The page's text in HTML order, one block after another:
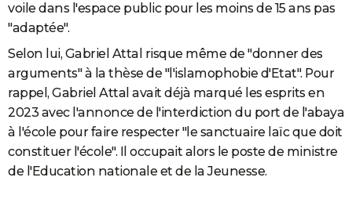
voile dans l'espace public pour les moins de 15 ans pas
"adaptée".
Selon lui, Gabriel Attal risque même de "donner des
arguments" à la thèse de "l'islamophobie d'Etat". Pour
rappel, Gabriel Attal avait déjà marqué les esprits en
2023 avec l'annonce de l'interdiction du port de l'abaya
à l'école pour faire respecter "le sanctuaire laïc que doit
constituer l'école". Il occupait alors le poste de ministre
de l'Education nationale et de la Jeunesse.